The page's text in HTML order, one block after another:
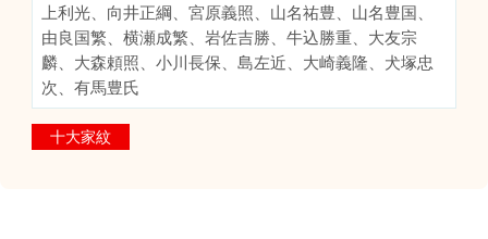
上利光、向井正綱、宮原義照、山名祐豊、山名豊国、
由良国繁、横瀬成繁、岩佐吉勝、牛込勝重、大友宗
麟、大森頼照、小川長保、島左近、大崎義隆、犬塚忠
次、有馬豊氏
十大家紋